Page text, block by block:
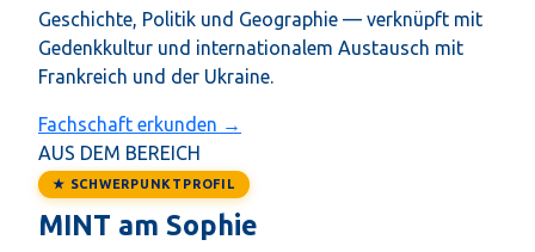
Geschichte, Politik und Geographie — verknüpft mit
Gedenkkultur und internationalem Austausch mit
Frankreich und der Ukraine.
Fachschaft erkunden →
AUS DEM BEREICH
★ SCHWERPUNKTPROFIL
MINT am Sophie